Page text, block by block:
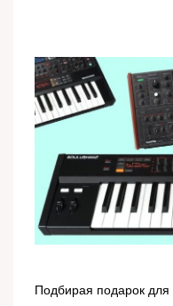
Подбирая подарок для